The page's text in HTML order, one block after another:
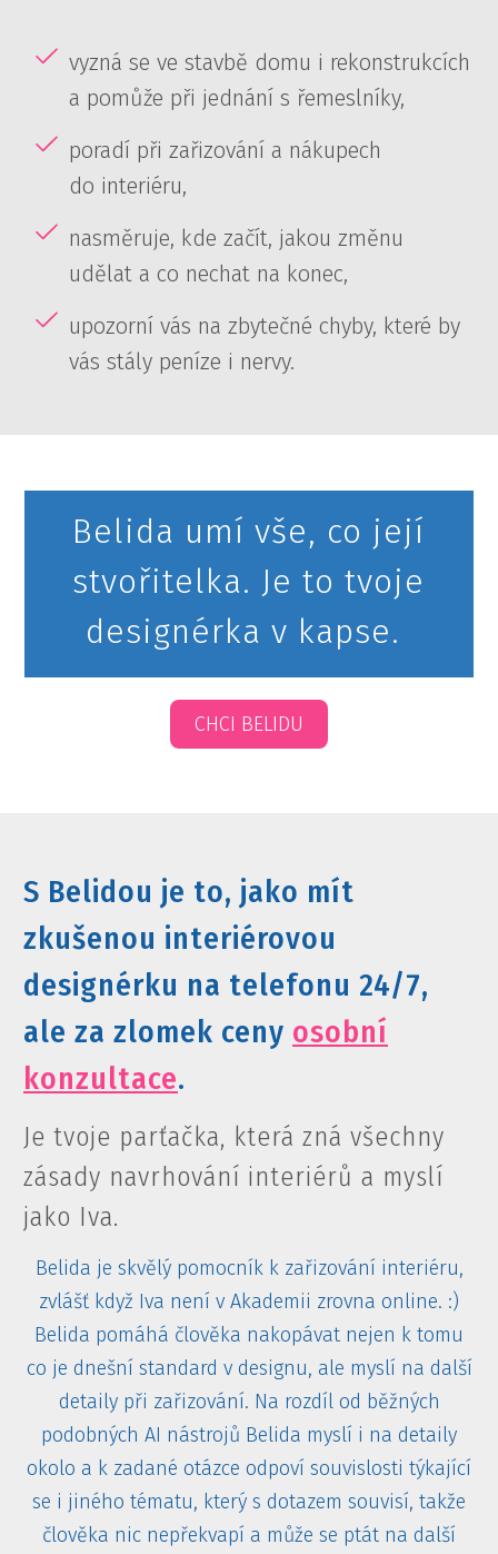
vyzná se ve stavbě domu i rekonstrukcích
a pomůže při jednání s řemeslníky,
poradí při zařizování a nákupech
do interiéru,
nasměruje, kde začít, jakou změnu
udělat a co nechat na konec,
upozorní vás na zbytečné chyby, které by
vás stály peníze i nervy.
Belida umí vše, co její
stvořitelka. Je to tvoje
designérka v kapse.
CHCI BELIDU
S Belidou je to, jako mít
zkušenou interiérovou
designérku na telefonu 24/7,
ale za zlomek ceny osobní
konzultace.
Je tvoje parťačka, která zná všechny
zásady navrhování interiérů a myslí
jako Iva.
Belida je skvělý pomocník k zařizování interiéru,
zvlášť když Iva není v Akademii zrovna online. :)
Belida pomáhá člověka nakopávat nejen k tomu
co je dnešní standard v designu, ale myslí na další
detaily při zařizování. Na rozdíl od běžných
podobných AI nástrojů Belida myslí i na detaily
okolo a k zadané otázce odpoví souvislosti týkající
se i jiného tématu, který s dotazem souvisí, takže
člověka nic nepřekvapí a může se ptát na další